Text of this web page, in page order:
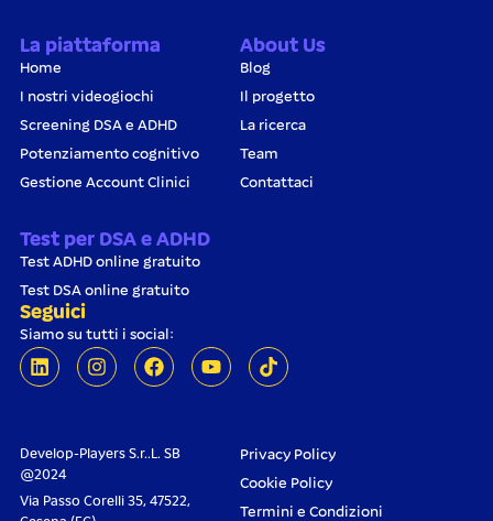
La piattaforma
Home
I nostri videogiochi
Screening DSA e ADHD
Potenziamento cognitivo
Gestione Account Clinici
About Us
Blog
Il progetto
La ricerca
Team
Contattaci
Test per DSA e ADHD
Test ADHD online gratuito
Test DSA online gratuito
Seguici
Siamo su tutti i social:
Develop-Players S.r..L. SB
@2024
Via Passo Corelli 35, 47522,
Privacy Policy
Cookie Policy
Termini e Condizioni